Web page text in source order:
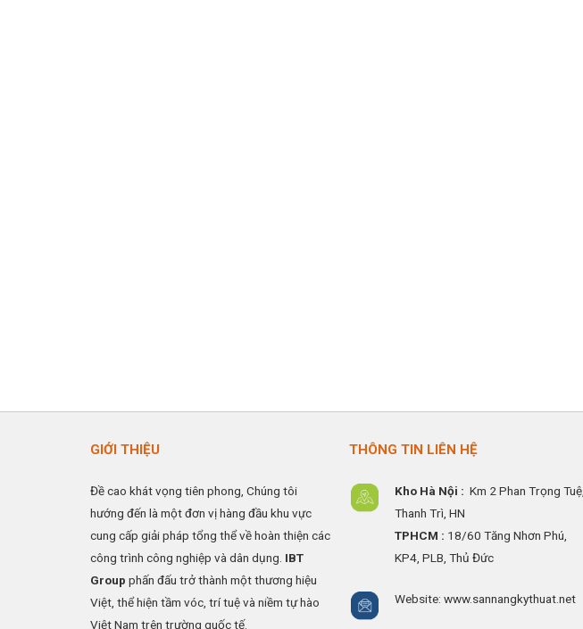
GIỚI THIỆU
Đề cao khát vọng tiên phong, Chúng tôi
hướng đến là một đơn vị hàng đầu khu vực
cung cấp giải pháp tổng thể về hoàn thiện các
công trình công nghiệp và dân dụng. IBT
Group phấn đấu trở thành một thương hiệu
Việt, thể hiện tầm vóc, trí tuệ và niềm tự hào
Việt Nam trên trường quốc tế.
THÔNG TIN LIÊN HỆ
Kho Hà Nội : Km 2 Phan Trọng Tuệ,
ThanhTrì, HN
TPHCM : 18/60 Tăng Nhơn Phú,
KP4, PLB, Thủ Đức
Website: www.sannangkythuat.net